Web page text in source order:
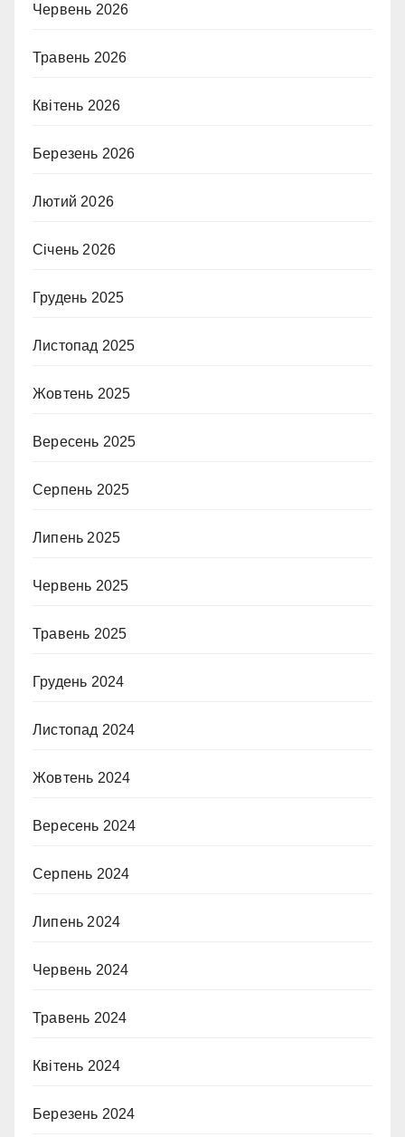
Червень 2026
Травень 2026
Квітень 2026
Березень 2026
Лютий 2026
Січень 2026
Грудень 2025
Листопад 2025
Жовтень 2025
Вересень 2025
Серпень 2025
Липень 2025
Червень 2025
Травень 2025
Грудень 2024
Листопад 2024
Жовтень 2024
Вересень 2024
Серпень 2024
Липень 2024
Червень 2024
Травень 2024
Квітень 2024
Березень 2024